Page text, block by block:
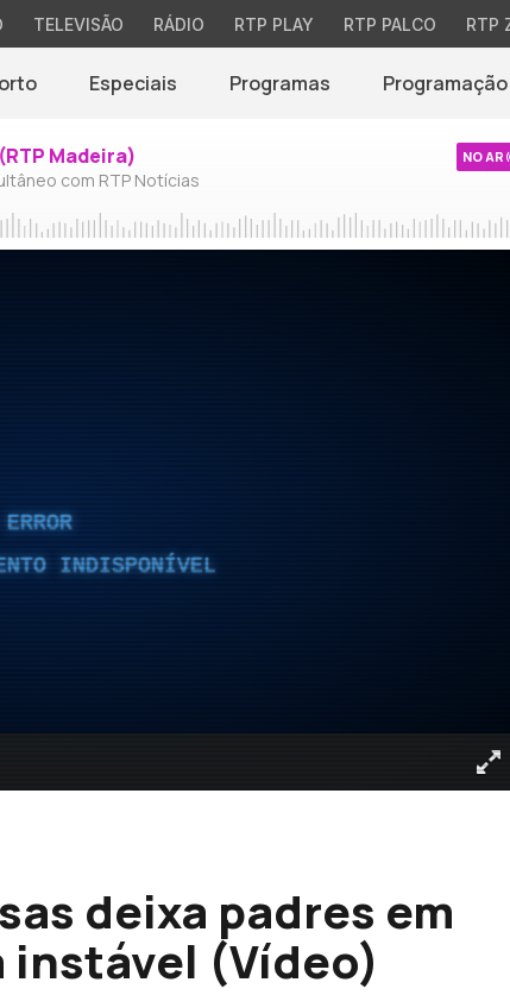
TELEVISÃO RÁDIO RTP PLAY RTP PALCO RTP
Especiais Programas Programação
Madeira)
com RTP Notícias
NO AR
INDISPONÍVEL
deixa padres em
(Vídeo)